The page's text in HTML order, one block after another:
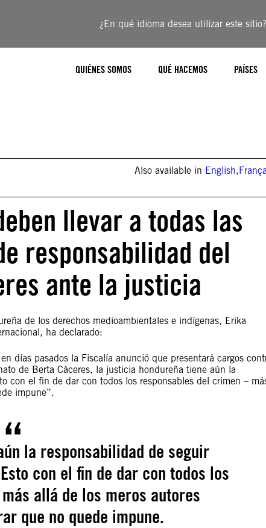
¿En qué idioma desea utilizar este sitio?
QUIÉNES SOMOS QUÉ HACEMOS PAÍSES
Also available in English,
llevar a todas las
responsabilidad del
ante la justicia
de los derechos medioambientales e indígenas, Erika
ha declarado:
días pasados la Fiscalía anunció que presentará cargos
de Berta Cáceres, la justicia hondureña tiene aún la
con el fin de dar con todos los responsables del crimen –
impune”.
la responsabilidad de seguir
con el fin de dar con todos los
allá de los meros autores
que no quede impune.